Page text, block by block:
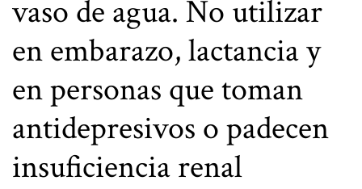
vaso de agua. No utilizar
en embarazo, lactancia y
en personas que toman
antidepresivos o padecen
insuficiencia renal